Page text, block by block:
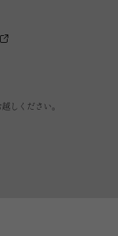
しください。